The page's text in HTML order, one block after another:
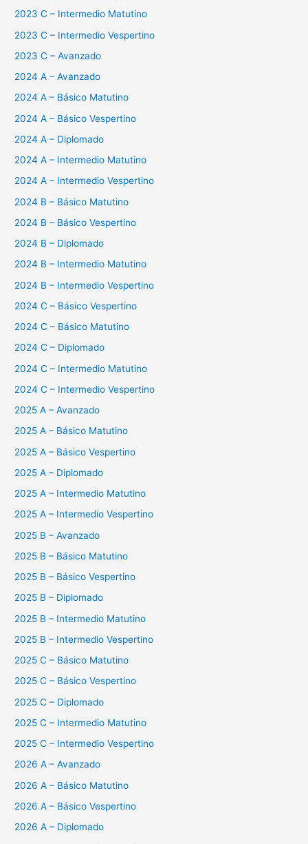
2023 C – Intermedio Matutino
2023 C – Intermedio Vespertino
2023 C – Avanzado
2024 A – Avanzado
2024 A – Básico Matutino
2024 A – Básico Vespertino
2024 A – Diplomado
2024 A – Intermedio Matutino
2024 A – Intermedio Vespertino
2024 B – Básico Matutino
2024 B – Básico Vespertino
2024 B – Diplomado
2024 B – Intermedio Matutino
2024 B – Intermedio Vespertino
2024 C – Básico Vespertino
2024 C – Básico Matutino
2024 C – Diplomado
2024 C – Intermedio Matutino
2024 C – Intermedio Vespertino
2025 A – Avanzado
2025 A – Básico Matutino
2025 A – Básico Vespertino
2025 A – Diplomado
2025 A – Intermedio Matutino
2025 A – Intermedio Vespertino
2025 B – Avanzado
2025 B – Básico Matutino
2025 B – Básico Vespertino
2025 B – Diplomado
2025 B – Intermedio Matutino
2025 B – Intermedio Vespertino
2025 C – Básico Matutino
2025 C – Básico Vespertino
2025 C – Diplomado
2025 C – Intermedio Matutino
2025 C – Intermedio Vespertino
2026 A – Avanzado
2026 A – Básico Matutino
2026 A – Básico Vespertino
2026 A – Diplomado